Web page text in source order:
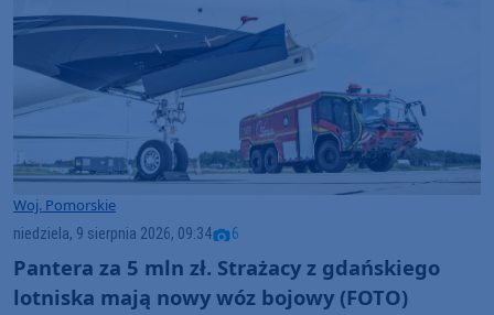
Woj. Pomorskie
niedziela, 9 sierpnia 2026, 09:34 6
Pantera za 5 mln zł. Strażacy z gdańskiego
lotniska mają nowy wóz bojowy (FOTO)